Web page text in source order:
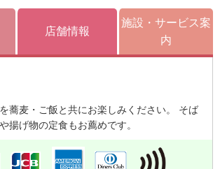
店舗情報
施設・サービス案
内
蕎麦・ご飯と共にお楽しみください。 そば
揚げ物の定食もお薦めです。